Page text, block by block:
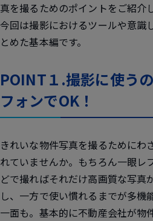
真を撮るためのポイントをご紹介
今回は撮影におけるツールや意識
とめた基本編です。
POINT１.撮影に使う
フォンでOK！
きれいな物件写真を撮るためにわ
れていませんか。もちろん一眼レ
どで撮ればそれだけ高画質な写真
し、一方で使い慣れるまでが多機
一面も。基本的に不動産会社が物